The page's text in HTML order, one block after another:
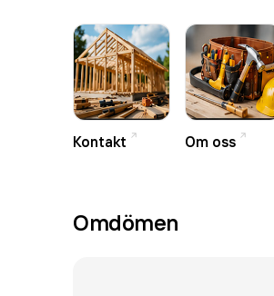
Kontakt Om oss
Omdömen